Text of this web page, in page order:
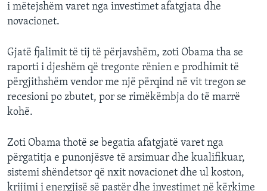
KULTURË
SHËNDETËSI
INTERVISTA
DITARI
i mëtejshëm varet nga investimet afatgjata dhe
novacionet.
Gjatë fjalimit të tij të përjavshëm, zoti Obama tha se
raporti i djeshëm që tregonte rënien e prodhimit të
përgjithshëm vendor me një përqind në vit tregon se
recesioni po zbutet, por se rimëkëmbja do të marrë
kohë.
Zoti Obama thotë se begatia afatgjatë varet nga
përgatitja e punonjësve të arsimuar dhe kualifikuar,
sistemi shëndetsor që nxit novacionet dhe ul koston,
krijimi i energjisë së pastër dhe investimet në kërkime